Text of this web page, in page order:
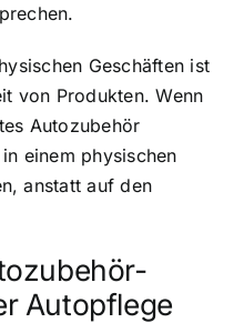
Geschäften ist
von Produkten. Wenn
Autozubehör
einem physischen
anstatt auf den
Autopflege